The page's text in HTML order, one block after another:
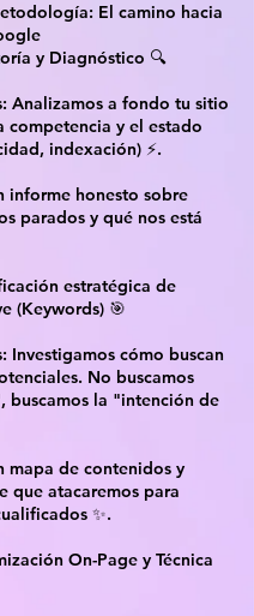
El camino hacia
y Diagnóstico 🔍
Analizamos a fondo tu sitio
competencia y el estado
indexación) ⚡.
informe honesto sobre
parados y qué nos está
estratégica de
(Keywords) 🎯
Investigamos cómo buscan
No buscamos
buscamos la "intención de
mapa de contenidos y
que atacaremos para
✨.
On-Page y Técnica